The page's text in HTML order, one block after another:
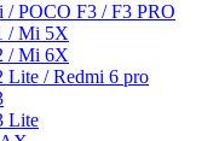
POCO F3 / F3 PRO
/ Mi 5X
/ Mi 6X
/ Redmi 6 pro
Lite